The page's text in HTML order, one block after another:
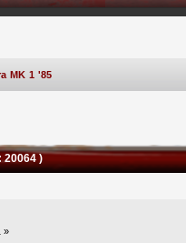
MK 1 '85
20064 )
»